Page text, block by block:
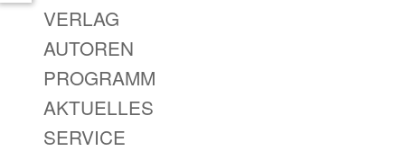
VERLAG
AUTOREN
PROGRAMM
AKTUELLES
SERVICE